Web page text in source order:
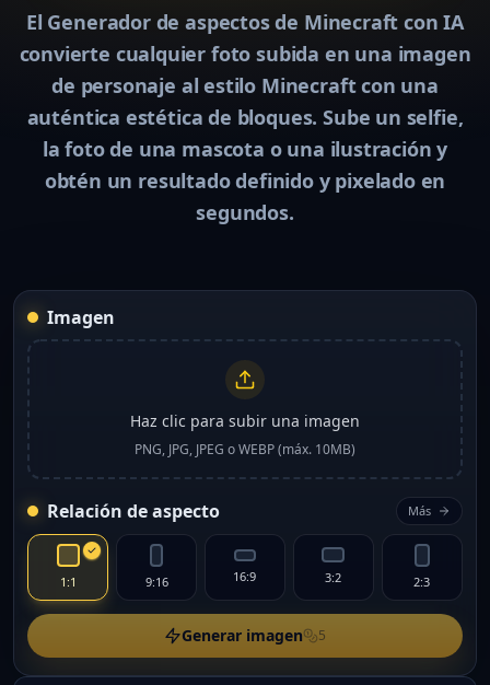
El Generador de aspectos de Minecraft con IA
convierte cualquier foto subida en una imagen
de personaje al estilo Minecraft con una
auténtica estética de bloques. Sube un selfie,
la foto de una mascota o una ilustración y
obtén un resultado definido y pixelado en
segundos.
Imagen
Haz clic para subir una imagen
PNG, JPG, JPEG o WEBP (máx. 10MB)
Relación de aspecto Más
1:1 9:16 16:9 3:2 2:3
Generar imagen 5